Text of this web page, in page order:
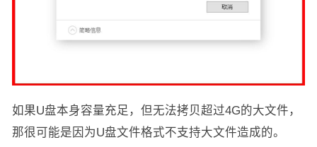
如果U盘本身容量充足，但无法拷贝超过4G的大文件，
那很可能是因为U盘文件格式不支持大文件造成的。